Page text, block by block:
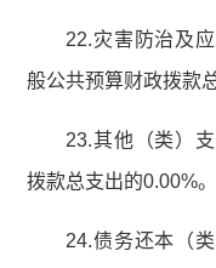
22.灾害防治及
般公共预算财政拨款
23.其他（类）
拨款总支出的0.00%。
24.债务还本（